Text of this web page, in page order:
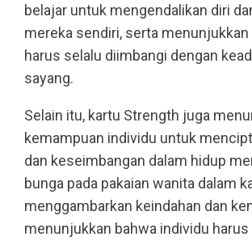
belajar untuk mengendalikan diri
mereka sendiri, serta
harus selalu diimbangi dengan
sayang.
Selain itu, kartu Strength juga
kemampuan individu untuk
dan keseimbangan dalam hidup
bunga pada pakaian wanita dalam
menggambarkan keindahan dan
menunjukkan bahwa individu harus